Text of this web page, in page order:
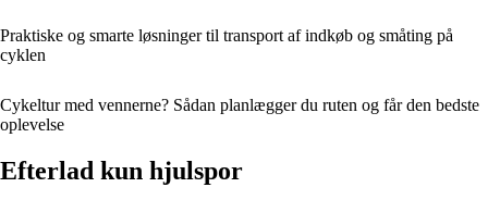
Praktiske og smarte løsninger til transport af indkøb og småting på
cyklen
Cykeltur med vennerne? Sådan planlægger du ruten og får den bedste
oplevelse
Efterlad kun hjulspor